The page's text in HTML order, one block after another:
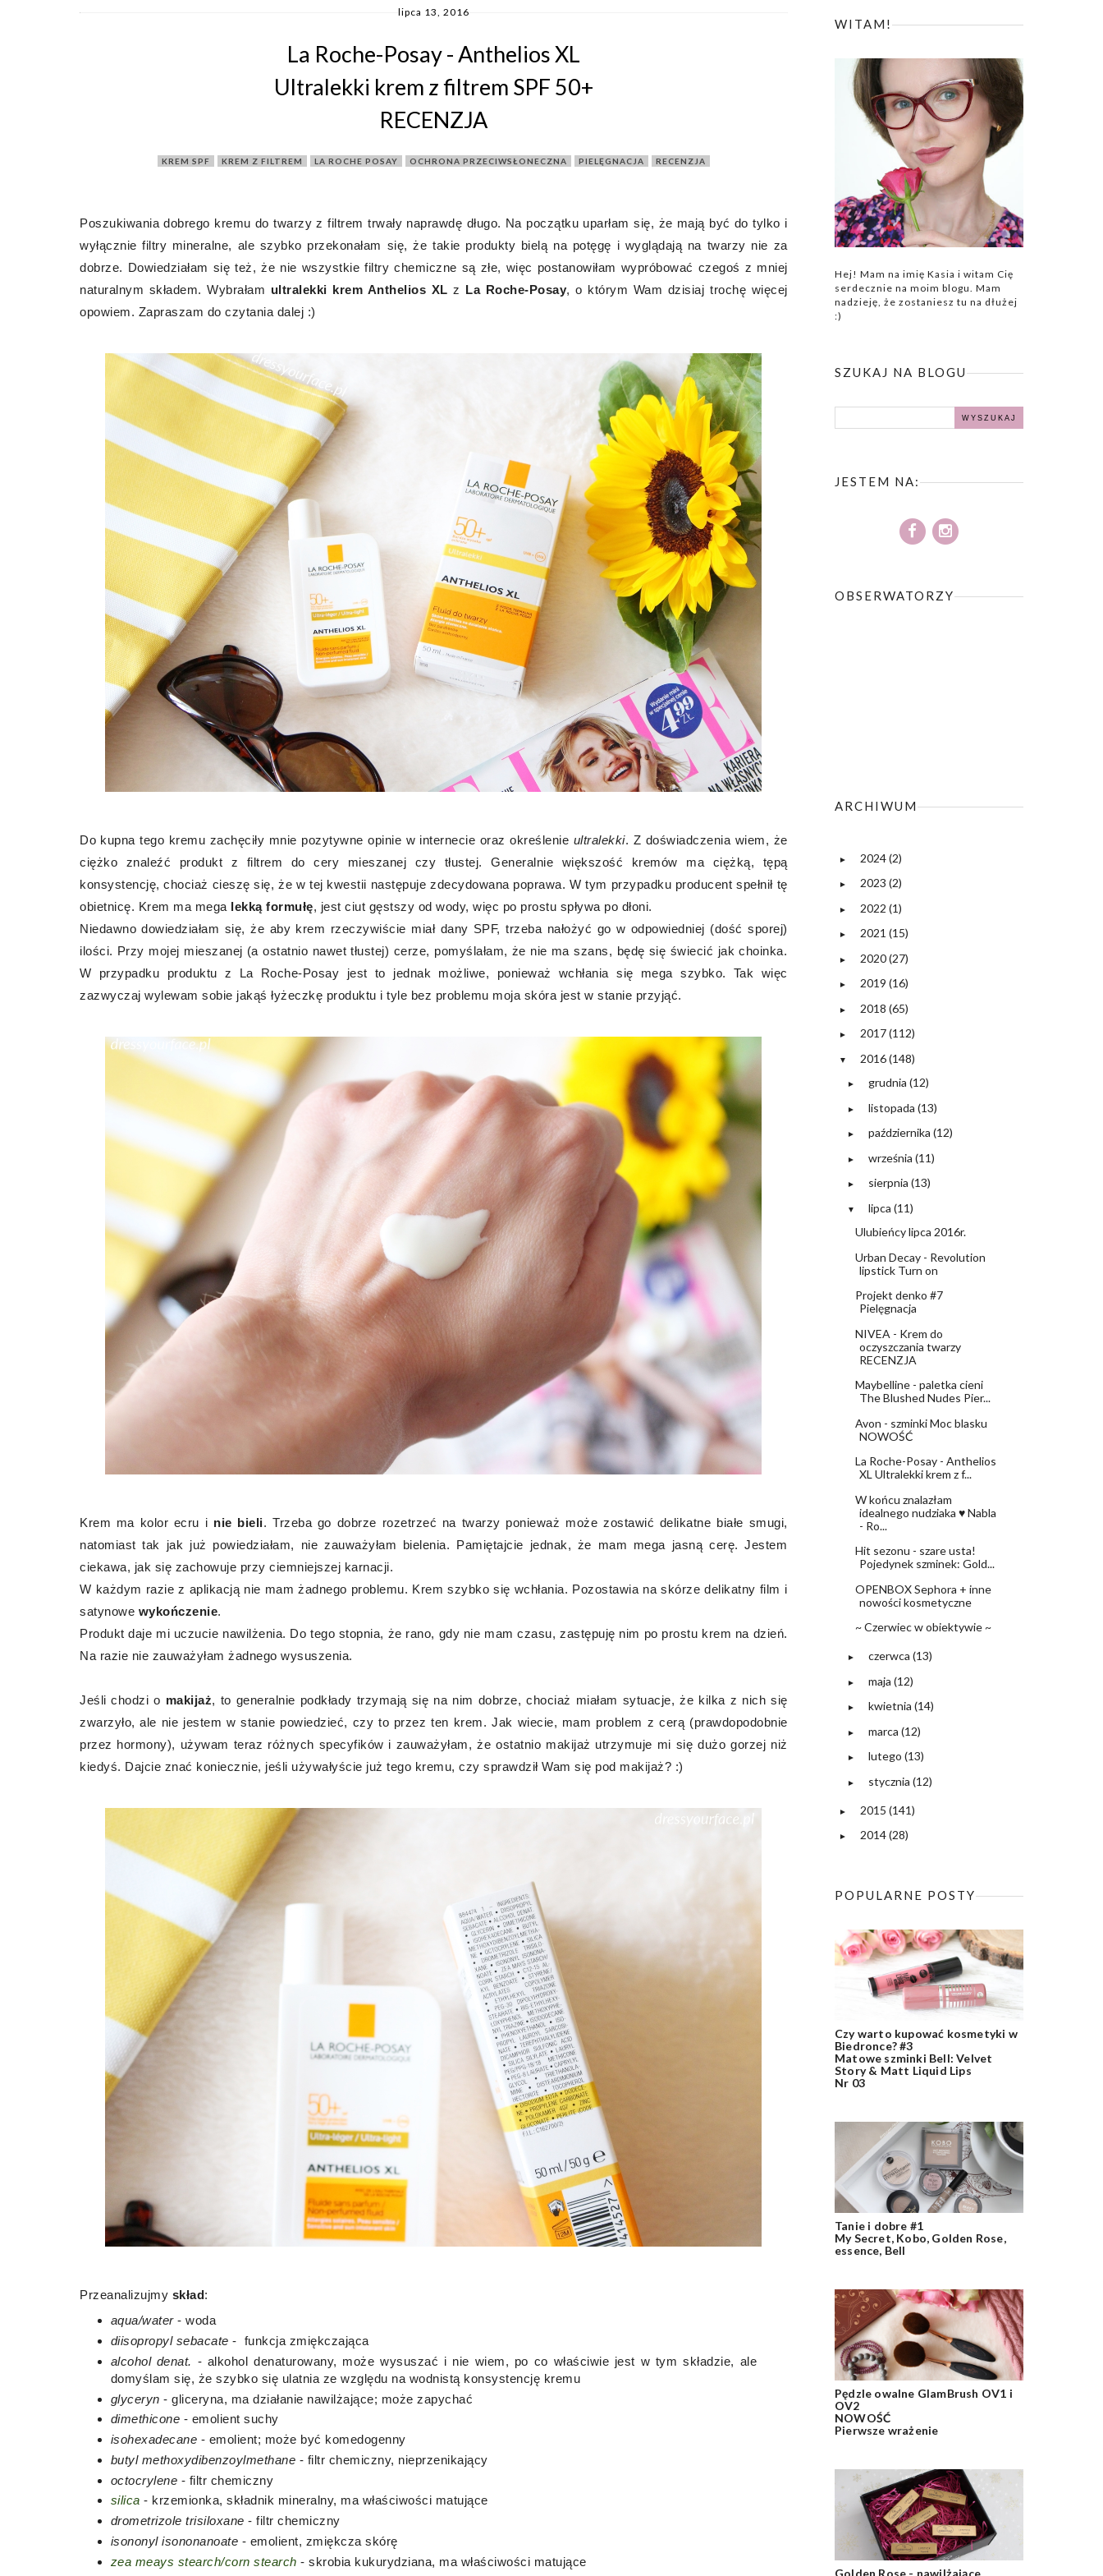
lipca 13, 2016
La Roche-Posay - Anthelios XL
Ultralekki krem z filtrem SPF 50+
RECENZJA
KREM SPF KREM Z FILTREM LA ROCHE POSAY OCHRONA PRZECIWSŁONECZNA PIELĘGNACJA RECENZJA
Poszukiwania dobrego kremu do twarzy z filtrem trwały naprawdę długo. Na początku uparłam się, że mają być do tylko i
wyłącznie filtry mineralne, ale szybko przekonałam się, że takie produkty bielą na potęgę i wyglądają na twarzy nie za
dobrze. Dowiedziałam się też, że nie wszystkie filtry chemiczne są złe, więc postanowiłam wypróbować czegoś z mniej
naturalnym składem. Wybrałam ultralekki krem Anthelios XL z La Roche-Posay, o którym Wam dzisiaj trochę więcej
opowiem. Zapraszam do czytania dalej :)
Do kupna tego kremu zachęciły mnie pozytywne opinie w internecie oraz określenie ultralekki. Z doświadczenia wiem, że
ciężko znaleźć produkt z filtrem do cery mieszanej czy tłustej. Generalnie większość kremów ma ciężką, tępą
konsystencję, chociaż cieszę się, że w tej kwestii następuje zdecydowana poprawa. W tym przypadku producent spełnił tę
obietnicę. Krem ma mega lekką formułę, jest ciut gęstszy od wody, więc po prostu spływa po dłoni.
Niedawno dowiedziałam się, że aby krem rzeczywiście miał dany SPF, trzeba nałożyć go w odpowiedniej (dość sporej)
ilości. Przy mojej mieszanej (a ostatnio nawet tłustej) cerze, pomyślałam, że nie ma szans, będę się świecić jak choinka.
W przypadku produktu z La Roche-Posay jest to jednak możliwe, ponieważ wchłania się mega szybko. Tak więc
zazwyczaj wylewam sobie jakąś łyżeczkę produktu i tyle bez problemu moja skóra jest w stanie przyjąć.
Krem ma kolor ecru i nie bieli. Trzeba go dobrze rozetrzeć na twarzy ponieważ może zostawić delikatne białe smugi,
natomiast tak jak już powiedziałam, nie zauważyłam bielenia. Pamiętajcie jednak, że mam mega jasną cerę. Jestem
ciekawa, jak się zachowuje przy ciemniejszej karnacji.
W każdym razie z aplikacją nie mam żadnego problemu. Krem szybko się wchłania. Pozostawia na skórze delikatny film i
satynowe wykończenie.
Produkt daje mi uczucie nawilżenia. Do tego stopnia, że rano, gdy nie mam czasu, zastępuję nim po prostu krem na dzień.
Na razie nie zauważyłam żadnego wysuszenia.
Jeśli chodzi o makijaż, to generalnie podkłady trzymają się na nim dobrze, chociaż miałam sytuacje, że kilka z nich się
zwarzyło, ale nie jestem w stanie powiedzieć, czy to przez ten krem. Jak wiecie, mam problem z cerą (prawdopodobnie
przez hormony), używam teraz różnych specyfików i zauważyłam, że ostatnio makijaż utrzymuje mi się dużo gorzej niż
kiedyś. Dajcie znać koniecznie, jeśli używałyście już tego kremu, czy sprawdził Wam się pod makijaż? :)
Przeanalizujmy skład:
aqua/water- woda
diisopropyl sebacate - funkcja zmiękczająca
alcohol denat. - alkohol denaturowany, może wysuszać i nie wiem, po co właściwie jest w tym składzie, ale
domyślam się, że szybko się ulatnia ze względu na wodnistą konsystencję kremu
glyceryn - gliceryna, ma działanie nawilżające; może zapychać
dimethicone - emolient suchy
isohexadecane - emolient; może być komedogenny
butyl methoxydibenzoylmethane - filtr chemiczny, nieprzenikający
octocrylene - filtr chemiczny
silica - krzemionka, składnik mineralny, ma właściwości matujące
drometrizole trisiloxane - filtr chemiczny
isononyl isononanoate - emolient, zmiękcza skórę
zea meays stearch/corn stearch - skrobia kukurydziana, ma właściwości matujące
WITAM!
Hej! Mam na imię Kasia i witam Cię
serdecznie na moim blogu. Mam
nadzieję, że zostaniesz tu na dłużej
:)
SZUKAJ NA BLOGU
JESTEM NA:
OBSERWATORZY
ARCHIWUM
► 2024(2)
► 2023 (2)
► 2022 (1)
► 2021 (15)
► 2020(27)
► 2019 (16)
► 2018 (65)
► 2017(112)
▼ 2016(148)
► grudnia (12)
► listopada (13)
► października (12)
► września (11)
► sierpnia (13)
▼ lipca (11)
Ulubieńcy lipca 2016r.
Urban Decay - Revolution
lipstick Turn on
Projekt denko #7
Pielęgnacja
NIVEA - Krem do
oczyszczania twarzy
RECENZJA
Maybelline - paletka cieni
The Blushed Nudes Pier...
Avon - szminki Moc blasku
NOWOŚĆ
La Roche-Posay - Anthelios
XL Ultralekki krem z f...
W końcu znalazłam
idealnego nudziaka ♥ Nabla
- Ro...
Hit sezonu - szare usta!
Pojedynek szminek: Gold...
OPENBOX Sephora + inne
nowości kosmetyczne
~ Czerwiec w obiektywie ~
► czerwca (13)
► maja (12)
► kwietnia (14)
► marca (12)
► lutego (13)
► stycznia (12)
► 2015 (141)
► 2014(28)
POPULARNE POSTY
Czy warto kupować kosmetyki w
Biedronce? #3
Matowe szminki Bell: Velvet
Story & Matt Liquid Lips
Nr 03
Tanie i dobre #1
My Secret, Kobo, Golden Rose,
essence, Bell
Pędzle owalne GlamBrush OV1 i
OV2
NOWOŚĆ
Pierwsze wrażenie
Golden Rose - nawilżające